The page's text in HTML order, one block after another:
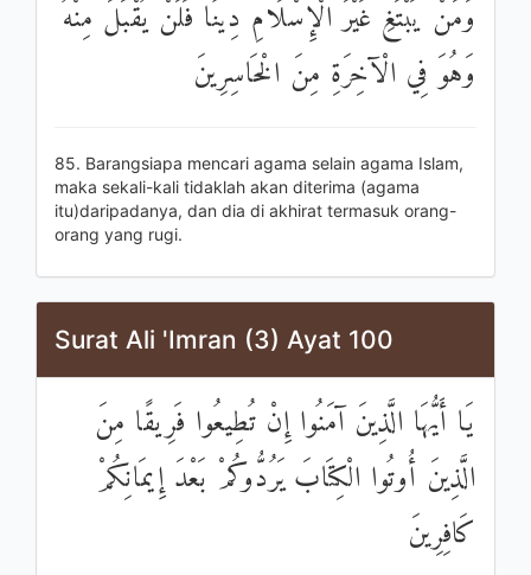
وَمَنْ يَبْتَغِ غَيْرَ الْإِسْلَامِ دِينًا فَلَنْ يُقْبَلَ مِنْهُ
وَهُوَ فِي الْآخِرَةِ مِنَ الْخَاسِرِينَ
85. Barangsiapa mencari agama selain agama Islam,
maka sekali-kali tidaklah akan diterima (agama
itu)daripadanya, dan dia di akhirat termasuk orang-
orang yang rugi.
Surat Ali 'Imran (3) Ayat 100
يَا أَيُّهَا الَّذِينَ آمَنُوا إِنْ تُطِيعُوا فَرِيقًا مِنَ
الَّذِينَ أُوتُوا الْكِتَابَ يَرُدُّوكُمْ بَعْدَ إِيمَانِكُمْ
كَافِرِينَ